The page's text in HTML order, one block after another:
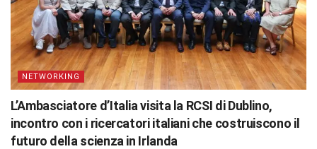
NETWORKING
L’Ambasciatore d’Italia visita la RCSI di Dublino,
incontro con i ricercatori italiani che costruiscono il
futuro della scienza in Irlanda